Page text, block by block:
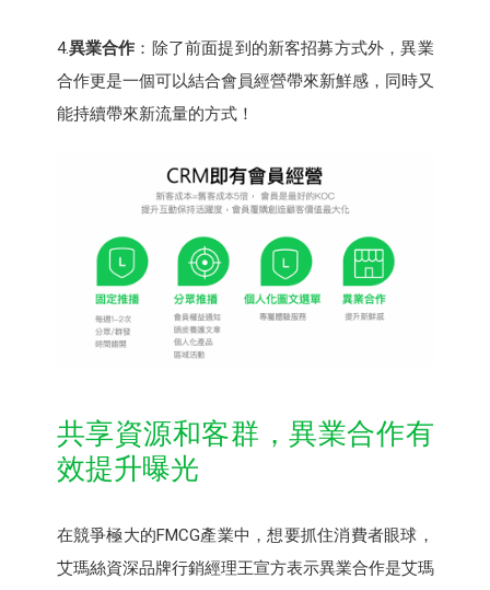
4.異業合作 ：除了前面提到的新客招募方式外，異業
合作更是一個可以結合會員經營帶來新鮮感，同時又
能持續帶來新流量的方式！
共享資源和客群，異業合作有
效提升曝光
在競爭極大的FMCG產業中，想要抓住消費者眼球，
艾瑪絲資深品牌行銷經理王宣方表示異業合作是艾瑪